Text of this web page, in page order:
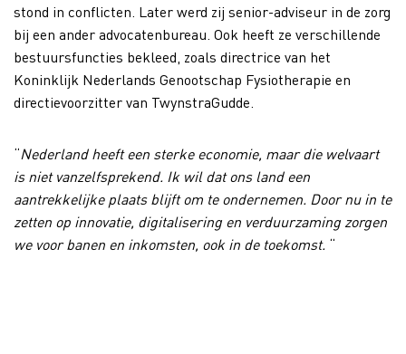
stond in conflicten. Later werd zij senior-adviseur in de zorg
bij een ander advocatenbureau. Ook heeft ze verschillende
bestuursfuncties bekleed, zoals directrice van het
Koninklijk Nederlands Genootschap Fysiotherapie en
directievoorzitter van TwynstraGudde.
“Nederland heeft een sterke economie, maar die welvaart
is niet vanzelfsprekend. Ik wil dat ons land een
aantrekkelijke plaats blijft om te ondernemen. Door nu in te
zetten op innovatie, digitalisering en verduurzaming zorgen
we voor banen en inkomsten, ook in de toekomst. “